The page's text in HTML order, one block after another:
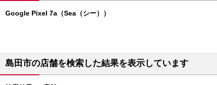
Google Pixel 7a（Sea（シー））
島田市の店舗を検索した結果を表示しています